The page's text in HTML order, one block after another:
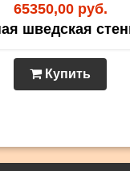
65350,00 руб.
шведская
Купить